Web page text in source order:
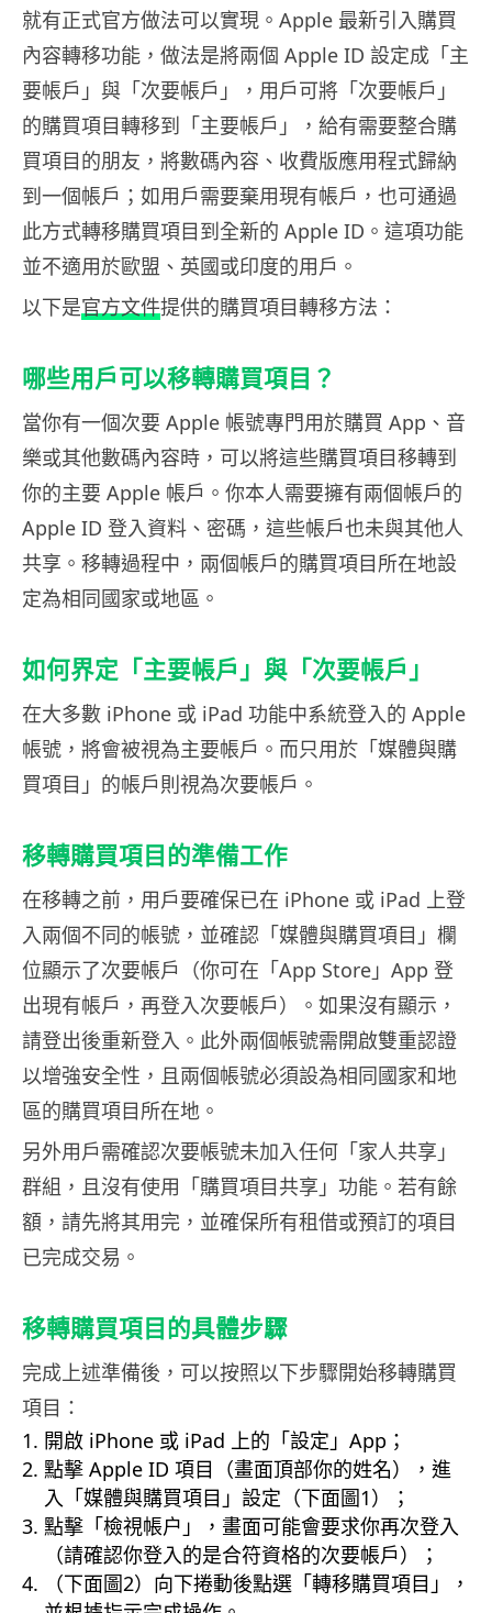
就有正式官方做法可以實現。Apple 最新引入購買
內容轉移功能，做法是將兩個 Apple ID 設定成「主
要帳戶」與「次要帳戶」，用戶可將「次要帳戶」
的購買項目轉移到「主要帳戶」，給有需要整合購
買項目的朋友，將數碼內容、收費版應用程式歸納
到一個帳戶；如用戶需要棄用現有帳戶，也可通過
此方式轉移購買項目到全新的 Apple ID。這項功能
並不適用於歐盟、英國或印度的用戶。
以下是官方文件提供的購買項目轉移方法：
哪些用戶可以移轉購買項目？
當你有一個次要 Apple 帳號專門用於購買 App、音
樂或其他數碼內容時，可以將這些購買項目移轉到
你的主要 Apple 帳戶。你本人需要擁有兩個帳戶的
Apple ID 登入資料、密碼，這些帳戶也未與其他人
共享。移轉過程中，兩個帳戶的購買項目所在地設
定為相同國家或地區。
如何界定「主要帳戶」與「次要帳戶」
在大多數 iPhone 或 iPad 功能中系統登入的 Apple
帳號，將會被視為主要帳戶。而只用於「媒體與購
買項目」的帳戶則視為次要帳戶。
移轉購買項目的準備工作
在移轉之前，用戶要確保已在 iPhone 或 iPad 上登
入兩個不同的帳號，並確認「媒體與購買項目」欄
位顯示了次要帳戶（你可在「App Store」App 登
出現有帳戶，再登入次要帳戶）。如果沒有顯示，
請登出後重新登入。此外兩個帳號需開啟雙重認證
以增強安全性，且兩個帳號必須設為相同國家和地
區的購買項目所在地。
另外用戶需確認次要帳號未加入任何「家人共享」
群組，且沒有使用「購買項目共享」功能。若有餘
額，請先將其用完，並確保所有租借或預訂的項目
已完成交易。
移轉購買項目的具體步驟
完成上述準備後，可以按照以下步驟開始移轉購買
項目：
開啟 iPhone 或 iPad 上的「設定」App；
點擊 Apple ID 項目（畫面頂部你的姓名），進
入「媒體與購買項目」設定（下面圖1）；
點擊「檢視帳户」，畫面可能會要求你再次登入
（請確認你登入的是合符資格的次要帳戶）；
（下面圖2）向下捲動後點選「轉移購買項目」，